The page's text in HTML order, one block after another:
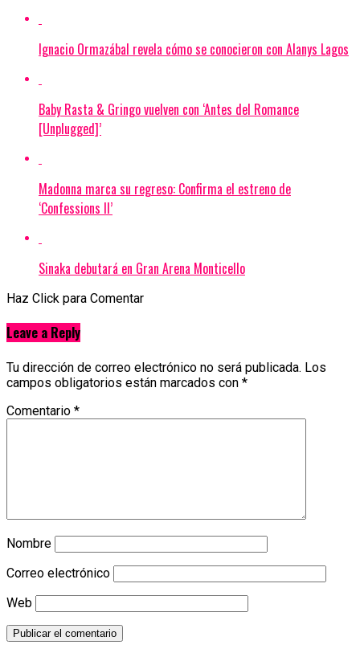
Ignacio Ormazábal revela cómo se conocieron con Alanys Lagos
Baby Rasta & Gringo vuelven con ‘Antes del Romance
[Unplugged]’
Madonna marca su regreso: Confirma el estreno de
‘Confessions II’
Sinaka debutará en Gran Arena Monticello
Haz Click para Comentar
Leave a Reply
Tu dirección de correo electrónico no será publicada. Los
campos obligatorios están marcados con *
Comentario *
Nombre
Correo electrónico
Web